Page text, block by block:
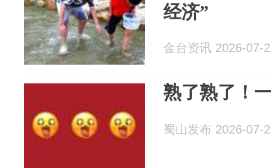
经济”
金台资讯 2026-07-
熟了熟了！
蜀山发布 2026-07-